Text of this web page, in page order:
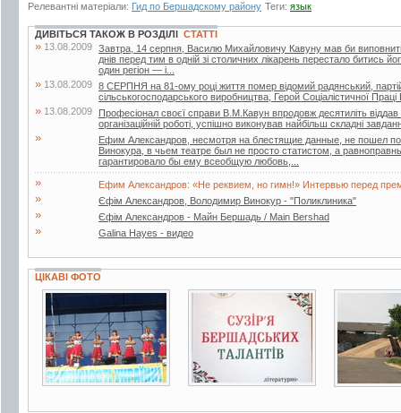
Релевантні матеріали: Гид по Бершадскому району Теги: язык
ДИВІТЬСЯ ТАКОЖ В РОЗДІЛІ СТАТТІ
» 13.08.2009 Завтра, 14 серпня, Василю Михайловичу Кавуну мав би
днів перед тим в одній зі столичних лікарень перестало битись
один регіон — і...
» 13.08.2009 8 СЕРПНЯ на 81-ому році життя помер відомий радянський,
сільськогосподарського виробництва, Герой Соціалістичної
» 13.08.2009
Професіонал своєї справи В.М.Кавун впродовж десятиліть віддав
організаційній роботі, успішно виконував найбільш складні
»
Ефим Александров, несмотря на блестящие данные, не пошел по
Винокура, в чьем театре был не просто статистом, а
гарантировало бы ему всеобщую любовь,...
» Ефим Александров: «Не реквием, но гимн!» Интервью перед
» Єфім Александров, Володимир Винокур - "Поликлиника"
» Єфім Александров - Майн Бершадь / Main Bershad
» Galina Hayes - видео
ЦІКАВІ ФОТО
2 фото